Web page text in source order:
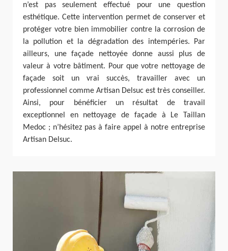
n’est pas seulement effectué pour une question
esthétique. Cette intervention permet de conserver et
protéger votre bien immobilier contre la corrosion de
la pollution et la dégradation des intempéries. Par
ailleurs, une façade nettoyée donne aussi plus de
valeur à votre bâtiment. Pour que votre nettoyage de
façade soit un vrai succès, travailler avec un
professionnel comme Artisan Delsuc est très conseiller.
Ainsi, pour bénéficier un résultat de travail
exceptionnel en nettoyage de façade à Le Taillan
Medoc ; n’hésitez pas à faire appel à notre entreprise
Artisan Delsuc.